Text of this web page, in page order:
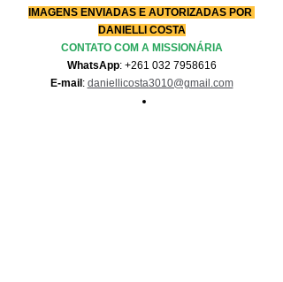
IMAGENS ENVIADAS E AUTORIZADAS POR
DANIELLI COSTA
CONTATO COM A MISSIONÁRIA
WhatsApp: +261 032 7958616
E-mail : daniellicosta3010@gmail.com